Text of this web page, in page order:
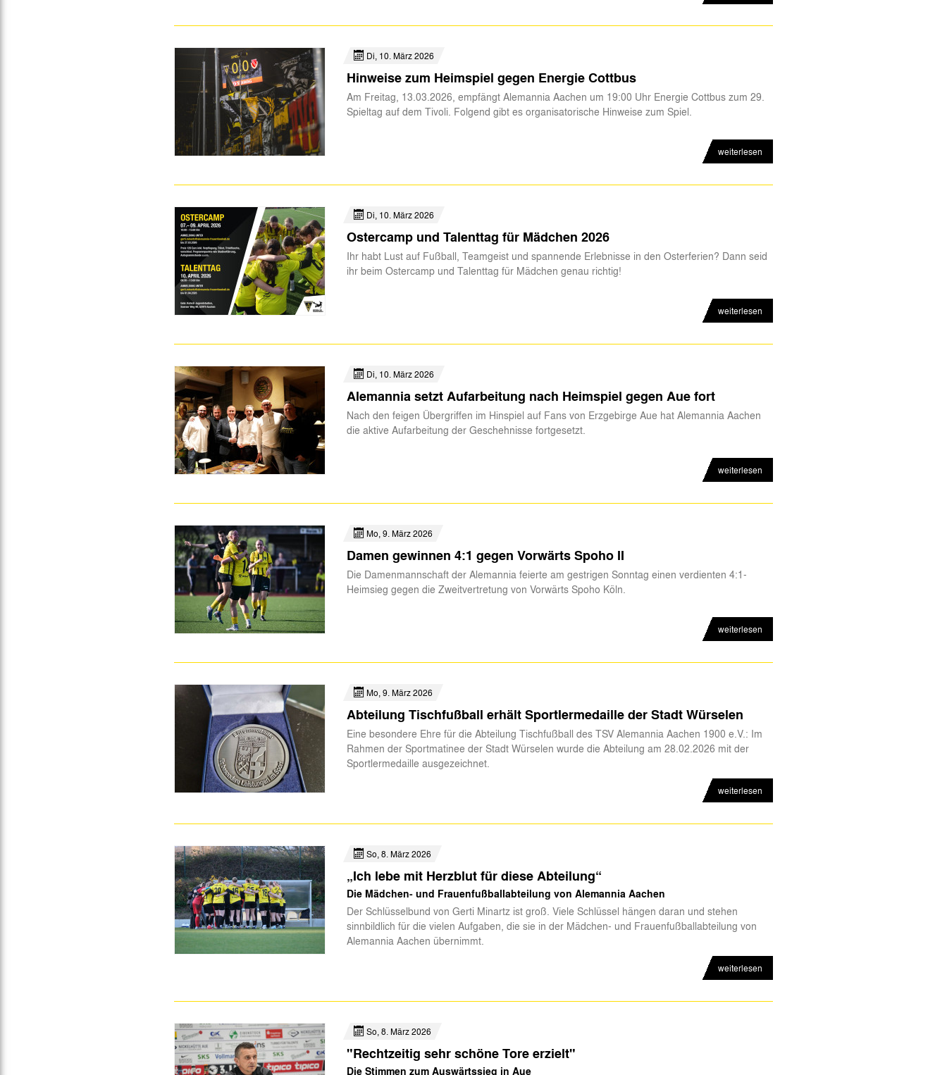
Di, 10. März 2026
Hinweise zum Heimspiel gegen Energie Cottbus
Am Freitag, 13.03.2026, empfängt Alemannia Aachen um 19:00 Uhr Energie Cottbus zum 29.
Spieltag auf dem Tivoli. Folgend gibt es organisatorische Hinweise zum Spiel.
weiterlesen
Di, 10. März 2026
Ostercamp und Talenttag für Mädchen 2026
Ihr habt Lust auf Fußball, Teamgeist und spannende Erlebnisse in den Osterferien? Dann seid
ihr beim Ostercamp und Talenttag für Mädchen genau richtig!
weiterlesen
Di, 10. März 2026
Alemannia setzt Aufarbeitung nach Heimspiel gegen Aue fort
Nach den feigen Übergriffen im Hinspiel auf Fans von Erzgebirge Aue hat Alemannia Aachen
die aktive Aufarbeitung der Geschehnisse fortgesetzt.
weiterlesen
Mo, 9. März 2026
Damen gewinnen 4:1 gegen Vorwärts Spoho II
Die Damenmannschaft der Alemannia feierte am gestrigen Sonntag einen verdienten 4:1-
Heimsieg gegen die Zweitvertretung von Vorwärts Spoho Köln.
weiterlesen
Mo, 9. März 2026
Abteilung Tischfußball erhält Sportlermedaille der Stadt Würselen
Eine besondere Ehre für die Abteilung Tischfußball des TSV Alemannia Aachen 1900 e.V.: Im
Rahmen der Sportmatinee der Stadt Würselen wurde die Abteilung am 28.02.2026 mit der
Sportlermedaille ausgezeichnet.
weiterlesen
So, 8. März 2026
„Ich lebe mit Herzblut für diese Abteilung“
Die Mädchen- und Frauenfußballabteilung von Alemannia Aachen
Der Schlüsselbund von Gerti Minartz ist groß. Viele Schlüssel hängen daran und stehen
sinnbildlich für die vielen Aufgaben, die sie in der Mädchen- und Frauenfußballabteilung von
Alemannia Aachen übernimmt.
weiterlesen
So, 8. März 2026
"Rechtzeitig sehr schöne Tore erzielt"
Die Stimmen zum Auswärtssieg in Aue